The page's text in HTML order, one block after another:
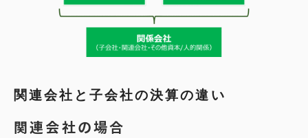
関連会社と子会社の決算の違い
関連会社の場合